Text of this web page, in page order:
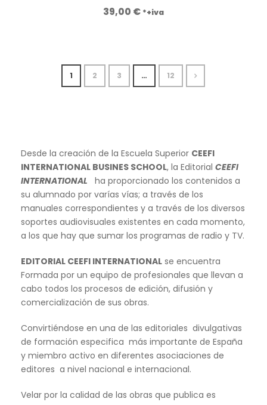
39,00 € *+iva
1 2 3 … 12
Desde la creación de la Escuela Superior CEEFI
INTERNATIONAL BUSINES SCHOOL, la Editorial CEEFI
INTERNATIONAL ha proporcionado los contenidos a
su alumnado por varías vías; a través de los
manuales correspondientes y a través de los diversos
soportes audiovisuales existentes en cada momento,
a los que hay que sumar los programas de radio y TV.
EDITORIAL CEEFI INTERNATIONAL se encuentra
Formada por un equipo de profesionales que llevan a
cabo todos los procesos de edición, difusión y
comercialización de sus obras.
Convirtiéndose en una de las editoriales divulgativas
de formación especifica más importante de España
y miembro activo en diferentes asociaciones de
editores a nivel nacional e internacional.
Velar por la calidad de las obras que publica es